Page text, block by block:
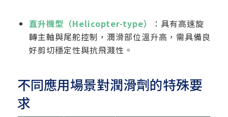
直升機型（Helicopter-type）
：具有高速旋
轉主軸與尾舵控制，潤滑部位溫升高，需具備良
好剪切穩定性與抗飛濺性。
不同應用場景對潤滑劑的特殊要
求